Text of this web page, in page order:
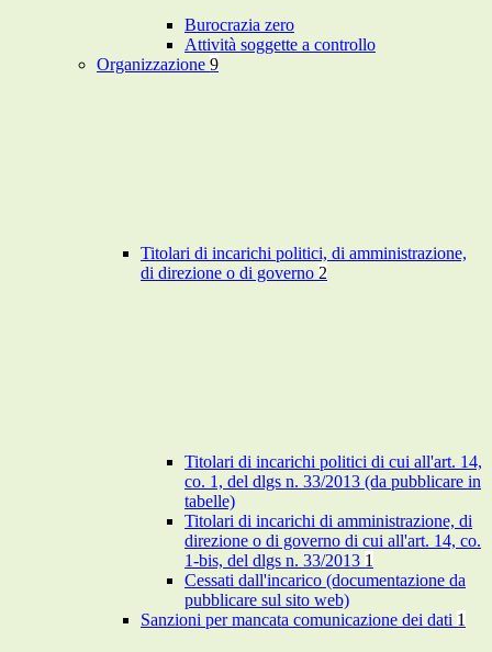
Burocrazia zero
Attività soggette a controllo
Organizzazione 9
Titolari di incarichi politici, di amministrazione,
di direzione o di governo 2
Titolari di incarichi politici di cui all'art. 14,
co. 1, del dlgs n. 33/2013 (da pubblicare in
tabelle)
Titolari di incarichi di amministrazione, di
direzione o di governo di cui all'art. 14, co.
1-bis, del dlgs n. 33/2013 1
Cessati dall'incarico (documentazione da
pubblicare sul sito web)
Sanzioni per mancata comunicazione dei dati 1